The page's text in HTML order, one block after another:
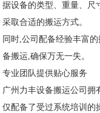
据设备的类型、重量、尺
采取合适的搬运方式。
同时,公司配备经验丰富
备搬运,确保万无一失。
专业团队提供贴心服务
广州力丰设备搬运公司拥
仅配备了受过系统培训的